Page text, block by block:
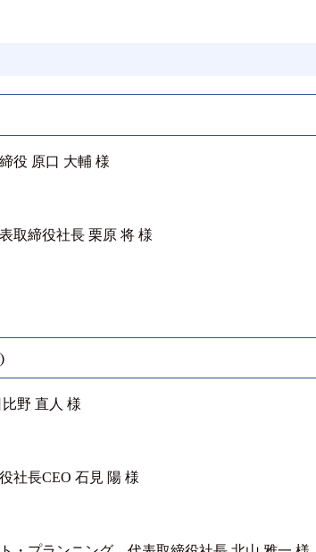
役 原口 大輔 様
取締役社長 栗原 将 様
野 直人 様
社長CEO 石見 陽 様